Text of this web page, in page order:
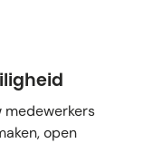
medewerkers
open